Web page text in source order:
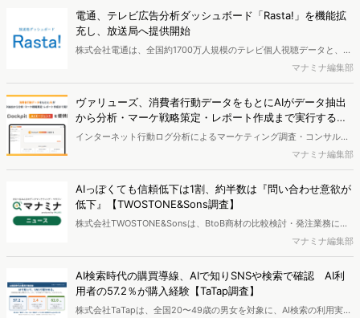
における生活者の意識や行動背景の把握が可能となり、リテールプロ
モーションにおけるプランニングの高速化と高精度化を実現できると
いいます。
電通、テレビ広告分析ダッシュボード「Rasta!」を機能拡
充し、放送局へ提供開始
株式会社電通は、全国約1700万人規模のテレビ個人視聴データと、独
自の大規模生活者意識調査データを掛け合わせて、テレビ広告のデー
タ集計や広告効果の分析ができるダッシュボード「Rasta!
（Resourceful Analysis System of TV Audience：ラスタ）」の機能
を拡充し、放送局への提供を開始したことを発表しました。
マナミナ編集部
ヴァリューズ、消費者行動データをもとにAIがデータ抽出
から分析・マーケ戦略策定・レポート作成まで実行する
「Dockpit AIエージェント」を提供開始
インターネット行動ログ分析によるマーケティング調査・コンサルテ
ィングサービスを提供する株式会社ヴァリューズは、国内最大規模
250万人のWeb行動ログデータを基盤としたマーケティングリサーチ
エンジン「Dockpit（ドックピット）」の新機能として、AIが市場分
析から仮説構築、レポート作成までを自律的にサポートする
「Dockpit AIエージェント」の提供を開始いたしました。
マナミナ編集部
AIっぽくても信頼低下は1割、約半数は『問い合わせ意欲が
低下』【TWOSTONE&Sons調査】
株式会社TWOSTONE&Sonsは、BtoB商材の比較検討・発注業務に携
わる担当者を対象に、コンテンツのAIっぽさに関する意識調査を実施
し、結果を公開しました。
マナミナ編集部
AI検索時代の購買導線、AIで知りSNSや検索で確認 AI利
用者の57.2％が購入経験【TaTap調査】
株式会社TaTapは、全国20〜49歳の男女を対象に、AI検索の利用実態